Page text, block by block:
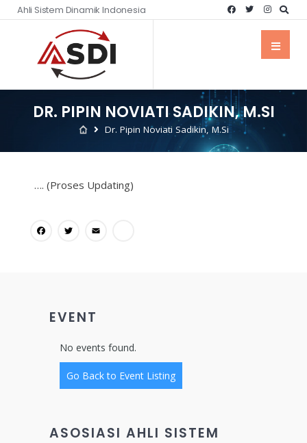
Ahli Sistem Dinamik Indonesia
DR. PIPIN NOVIATI SADIKIN, M.SI
Dr. Pipin Noviati Sadikin, M.Si
…. (Proses Updating)
Facebook
Twitter
EVENT
No events found.
Go Back to Event Listing
ASOSIASI AHLI SISTEM